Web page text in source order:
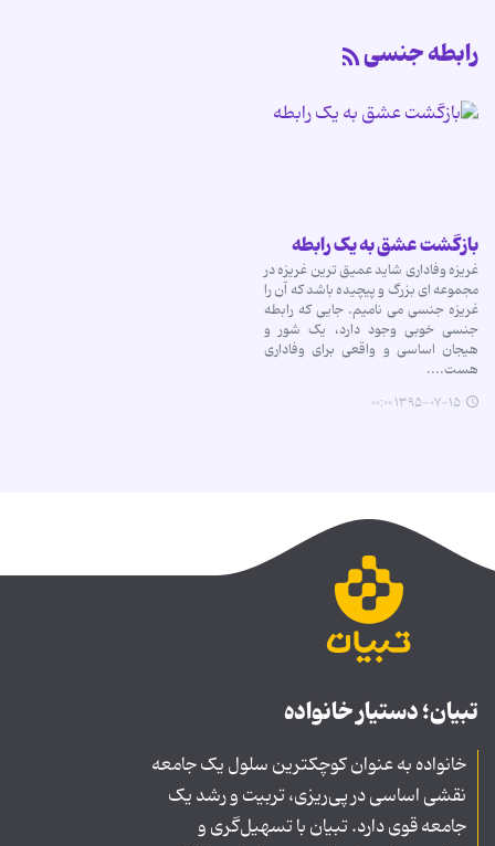
رابطه جنسی
بازگشت عشق به یک رابطه
غریزه وفاداری شاید عمیق ترین غریزه در
مجموعه ای بزرگ و پیچیده باشد که آن را
غریزه جنسی می نامیم. جایی که رابطه
جنسی خوبی وجود دارد، یک شور و
هیجان اساسی و واقعی برای وفاداری
هست....
۱۳۹۵-۰۷-۱۵ ۰۰:۰۰
تبیان؛ دستیار خانواده
خانواده به عنوان کوچکترین سلول یک جامعه
نقشی اساسی در پی‌ریزی، تربیت و رشد یک
جامعه قوی دارد. تبیان با تسهیل‌گری و